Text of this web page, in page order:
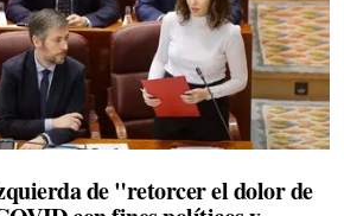
de "retorcer el dolor de